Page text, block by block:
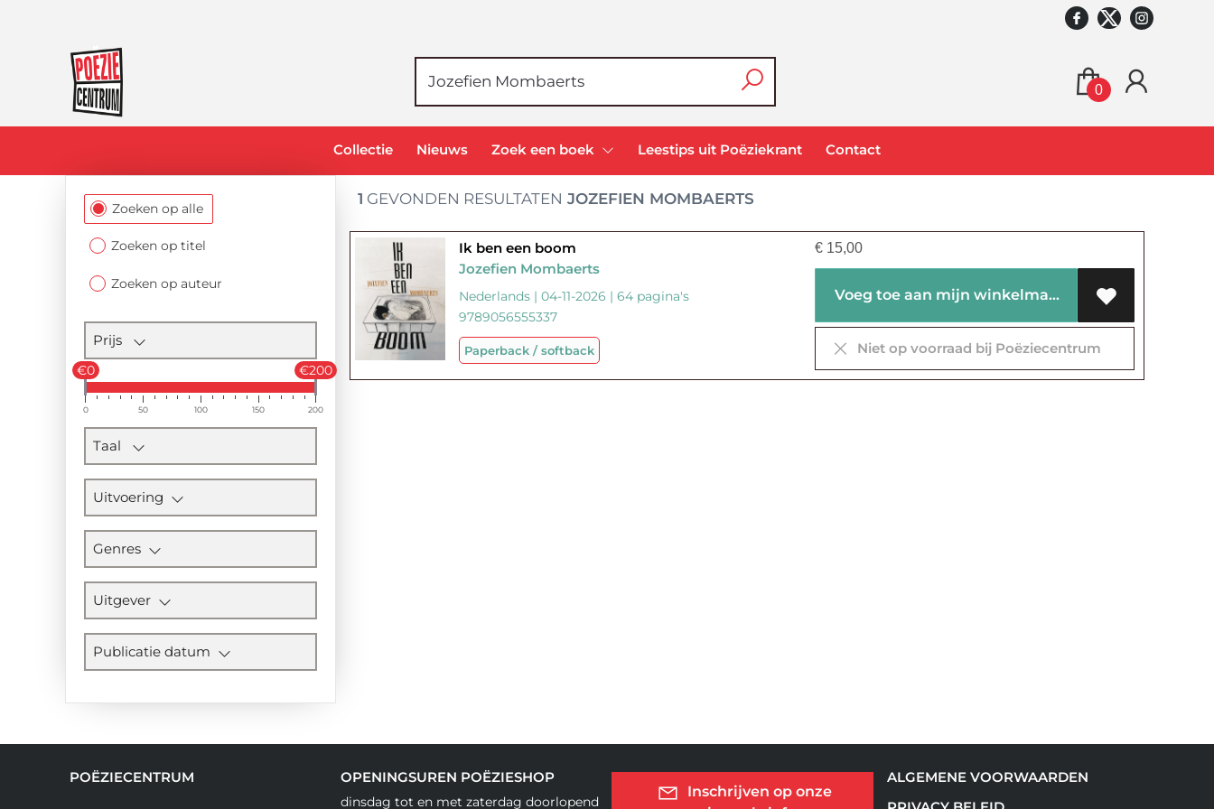
0
Collectie Nieuws Zoek een boek Leestips uit Poëziekrant Contact
Filtersectie
Zoeken op alle
Zoeken op titel
Zoeken op auteur
Prijs
€0 €200
0 50 100 150 200
Taal
Uitvoering
Genres
Uitgever
Publicatie datum
1 GEVONDEN RESULTATEN JOZEFIEN MOMBAERTS
Ik ben een boom
Jozefien Mombaerts
Nederlands | 04-11-2026 | 64 pagina's
9789056555337
Paperback / softback
€ 15,00
Voeg toe aan mijn winkelmandje
Niet op voorraad bij Poëziecentrum
POËZIECENTRUM OPENINGSUREN POËZIESHOP
dinsdag tot en met zaterdag doorlopend
Inschrijven op onze
ALGEMENE VOORWAARDEN